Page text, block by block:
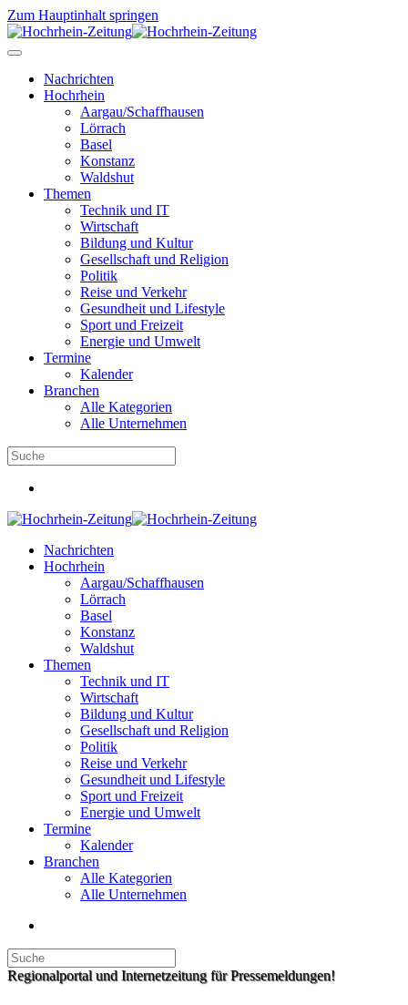
Zum Hauptinhalt springen
Nachrichten
Hochrhein
Aargau/Schaffhausen
Lörrach
Basel
Konstanz
Waldshut
Themen
Technik und IT
Wirtschaft
Bildung und Kultur
Gesellschaft und Religion
Politik
Reise und Verkehr
Gesundheit und Lifestyle
Sport und Freizeit
Energie und Umwelt
Termine
Kalender
Branchen
Alle Kategorien
Alle Unternehmen
Nachrichten
Hochrhein
Aargau/Schaffhausen
Lörrach
Basel
Konstanz
Waldshut
Themen
Technik und IT
Wirtschaft
Bildung und Kultur
Gesellschaft und Religion
Politik
Reise und Verkehr
Gesundheit und Lifestyle
Sport und Freizeit
Energie und Umwelt
Termine
Kalender
Branchen
Alle Kategorien
Alle Unternehmen
Regionalportal und Internetzeitung für Pressemeldungen!